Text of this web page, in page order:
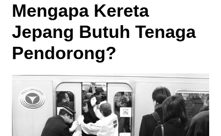
Mengapa Kereta
Jepang Butuh Tenaga
Pendorong?